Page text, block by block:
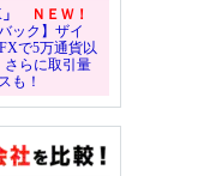
ＮＥＷ！
ック】ザイ
で5万通貨以
さらに取引量
も！